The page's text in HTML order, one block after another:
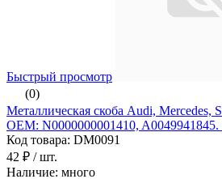
Быстрый просмотр
(0)
Металлическая скоба Audi, Mercedes,
ОЕМ: N0000000001410, A0049941845.
Код товара: DM0091
42 ₽ / шт.
Наличие: много